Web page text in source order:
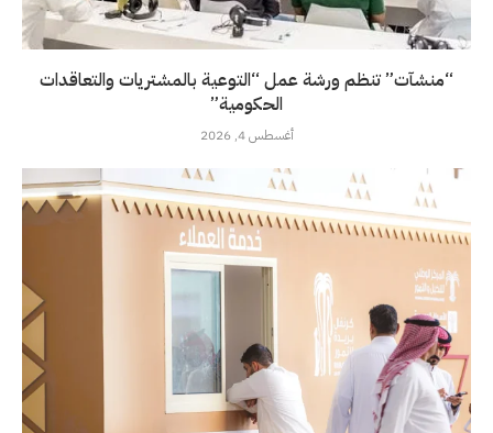
“منشآت” تنظم ورشة عمل “التوعية بالمشتريات والتعاقدات
الحكومية”
أغسطس 4, 2026